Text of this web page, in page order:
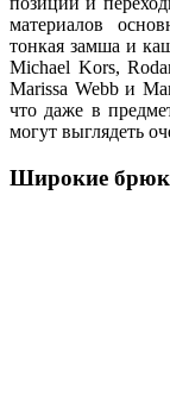
материалов
тонкая замша и
Michael Kors,
Marissa Webb и
что даже в
могут выглядеть
Широкие